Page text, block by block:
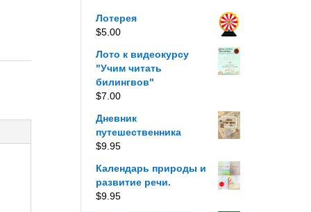
Лотерея
$5.00
Лото к видеокурсу
"Учим читать
билингвов"
$7.00
Дневник
путешественника
$9.95
Календарь природы и
развитие речи.
$9.95